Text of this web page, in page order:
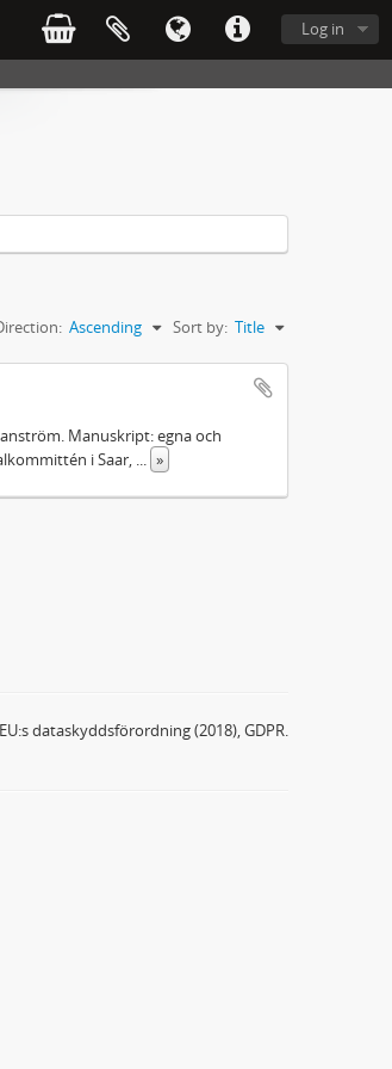
Log in
Sort by: Title
Ascending
Manuskript: egna och
i Saar,
»
dataskyddsförordning (2018), GDPR.